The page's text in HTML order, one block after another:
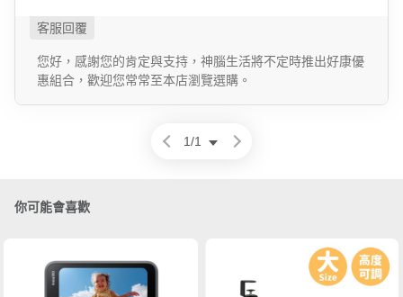
您好，感謝您的肯定與支持，神腦生活將不定時推出好康優
惠組合，歡迎您常常至本店瀏覽選購。
1/1
你可能會喜歡